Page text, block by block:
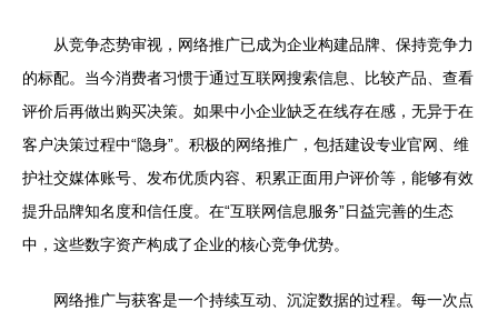
从竞争态势审视，网络推广已成为企业构建品牌、保持竞争力
的标配。当今消费者习惯于通过互联网搜索信息、比较产品、查看
评价后再做出购买决策。如果中小企业缺乏在线存在感，无异于在
客户决策过程中“隐身”。积极的网络推广，包括建设专业官网、维
护社交媒体账号、发布优质内容、积累正面用户评价等，能够有效
提升品牌知名度和信任度。在“互联网信息服务”日益完善的生态
中，这些数字资产构成了企业的核心竞争优势。
网络推广与获客是一个持续互动、沉淀数据的过程。每一次点